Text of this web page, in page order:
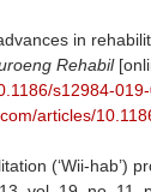
in
Rehabil
s12984-
articles/
(‘Wii-hab’)